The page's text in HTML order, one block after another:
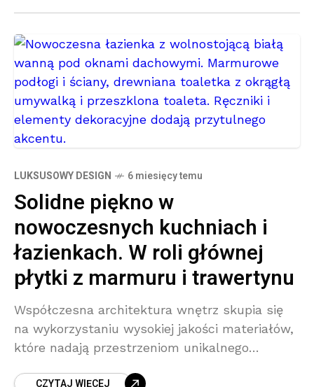
LUKSUSOWY DESIGN 6 miesięcy temu
Solidne piękno w
nowoczesnych kuchniach i
łazienkach. W roli głównej
płytki z marmuru i trawertynu
Współczesna architektura wnętrz skupia się
na wykorzystaniu wysokiej jakości materiałów,
które nadają przestrzeniom unikalnego
CZYTAJ WIĘCEJ